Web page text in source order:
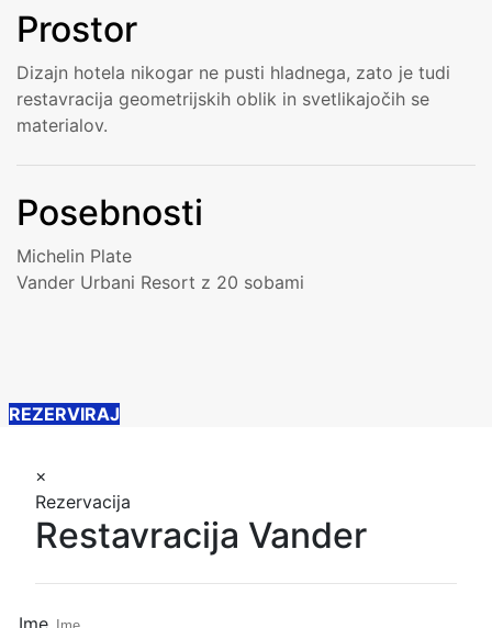
Prostor
Dizajn hotela nikogar ne pusti hladnega, zato je tudi
restavracija geometrijskih oblik in svetlikajočih se
materialov.
Posebnosti
Michelin Plate
Vander Urbani Resort z 20 sobami
REZERVIRAJ
×
Rezervacija
Restavracija Vander
Ime